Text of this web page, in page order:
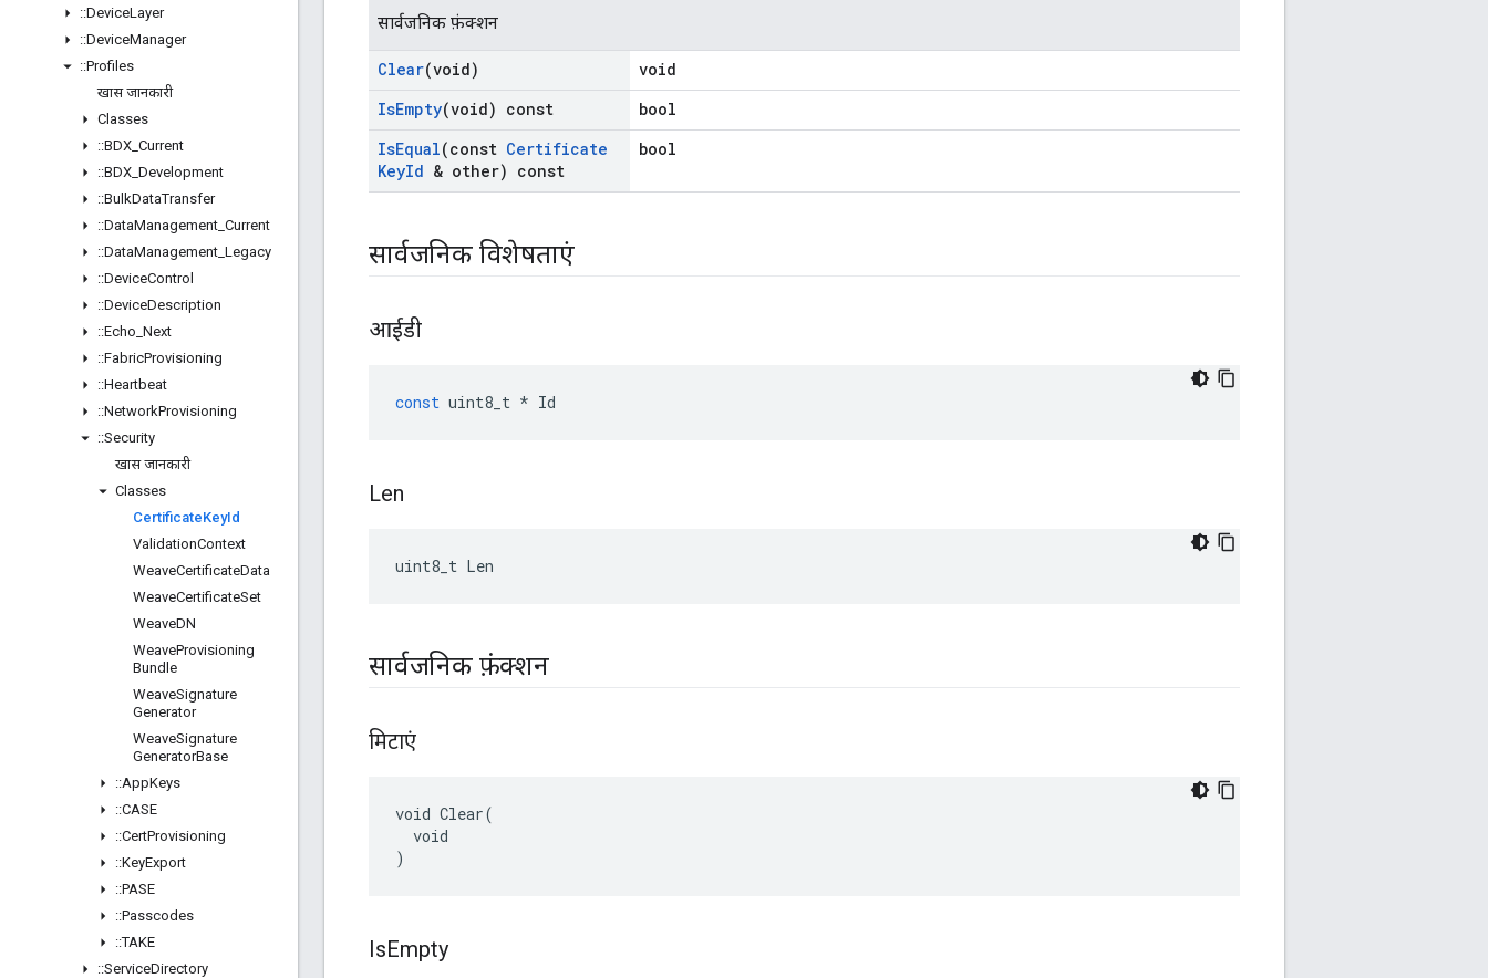
::DeviceLayer
::DeviceManager
::Profiles
खास जानकारी
Classes
::BDX Current
::BDX Development
::BulkDataTransfer
::DataManagement Current
::DataManagement Legacy
::DeviceControl
::DeviceDescription
::Echo Next
::FabricProvisioning
::Heartbeat
::NetworkProvisioning
::Security
खास जानकारी
Classes
CertificateKeyId
ValidationContext
WeaveCertificateData
WeaveCertificateSet
WeaveDN
WeaveProvisioning
Bundle
WeaveSignature
Generator
WeaveSignature
GeneratorBase
::AppKeys
::CASE
::CertProvisioning
::KeyExport
::PASE
::Passcodes
::TAKE
::ServiceDirectory
सार्वजनिक फ़ंक्शन
Clear(void)
void
IsEmpty(void) const
bool
IsEqual(const Certificate
KeyId & other) const
bool
सार्वजनिक विशेषताएं
आईडी
const uint8_t * Id
Len
uint8_t Len
सार्वजनिक फ़ंक्शन
मिटाएं
void Clear(
  void
)
IsEmpty